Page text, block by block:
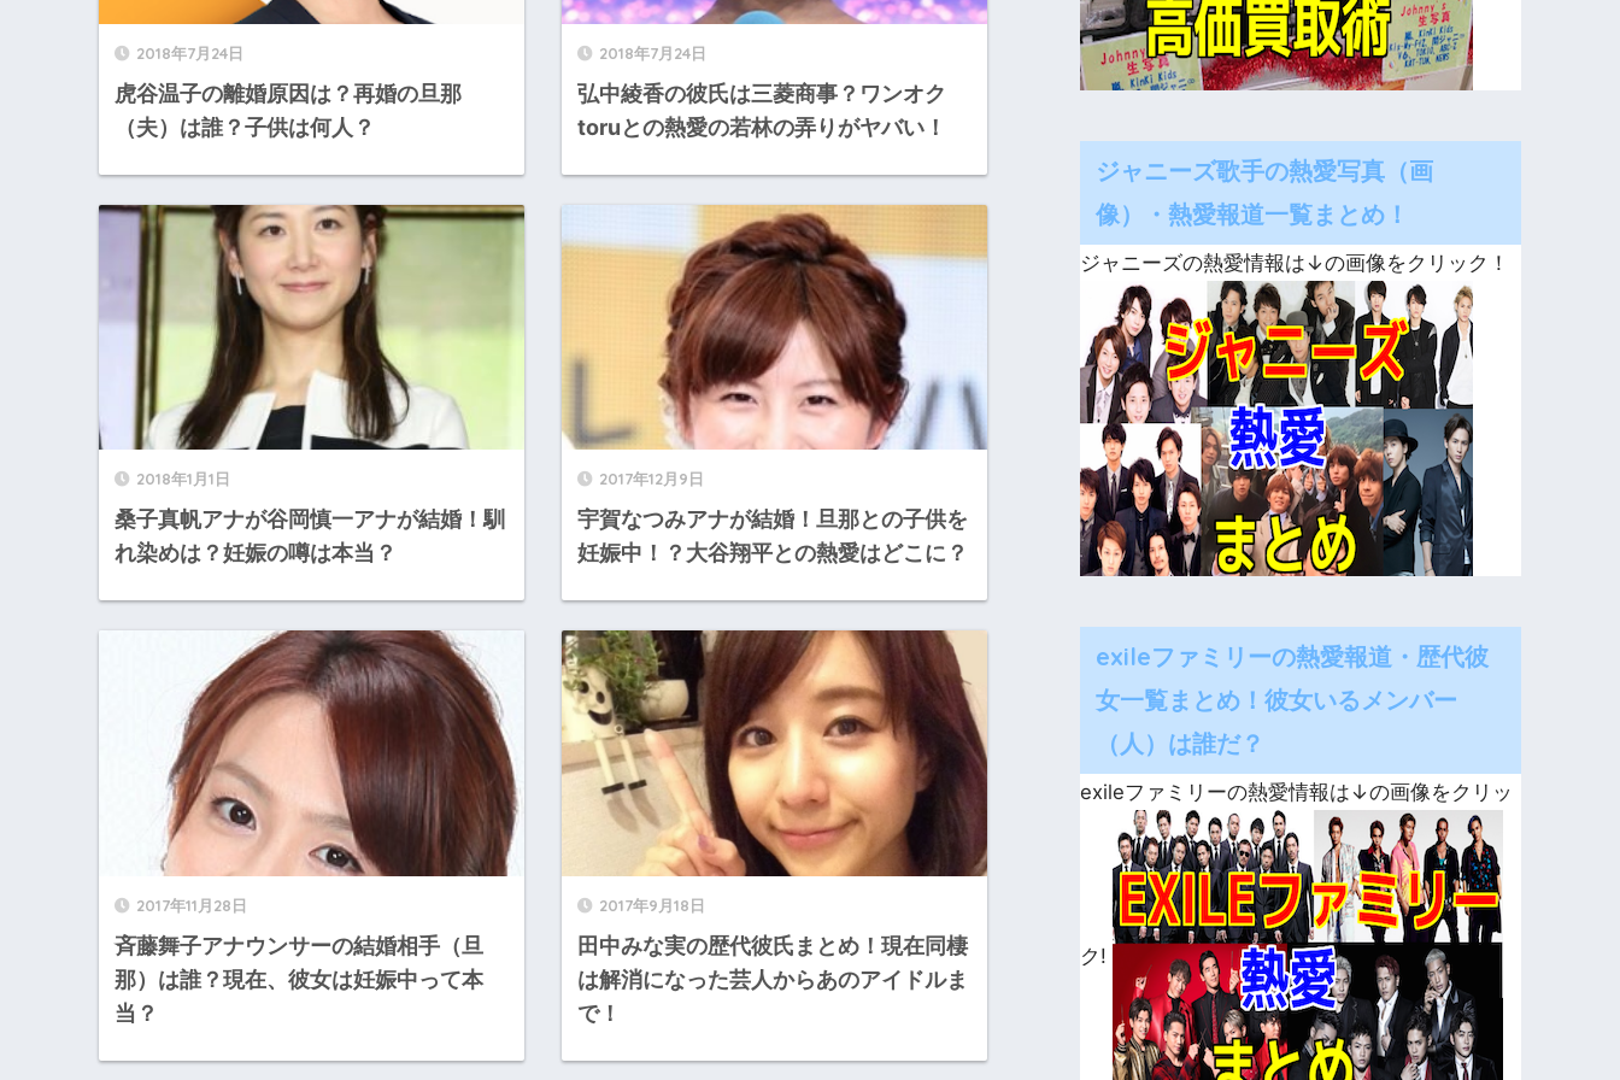
2018年7月24日
虎谷温子の離婚原因は？再婚の旦那
（夫）は誰？子供は何人？
2018年7月24日
弘中綾香の彼氏は三菱商事？ワンオク
toruとの熱愛の若林の弄りがヤバい！
2018年1月1日
桑子真帆アナが谷岡慎一アナが結婚！馴
れ染めは？妊娠の噂は本当？
2017年12月9日
宇賀なつみアナが結婚！旦那との子供を
妊娠中！？大谷翔平との熱愛はどこに？
2017年11月28日
斉藤舞子アナウンサーの結婚相手（旦
那）は誰？現在、彼女は妊娠中って本
当？
2017年9月18日
田中みな実の歴代彼氏まとめ！現在同棲
は解消になった芸人からあのアイドルま
で！
ジャニーズ歌手の熱愛写真（画
像）・熱愛報道一覧まとめ！
ジャニーズの熱愛情報は↓の画像をクリック！
exileファミリーの熱愛報道・歴代彼
女一覧まとめ！彼女いるメンバー
（人）は誰だ？
exileファミリーの熱愛情報は↓の画像をクリッ
ク!